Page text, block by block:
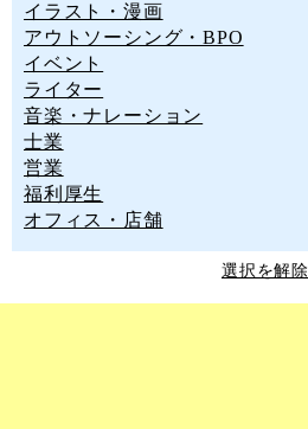
イラスト・漫画
アウトソーシング・BPO
イベント
ライター
音楽・ナレーション
士業
営業
福利厚生
オフィス・店舗
選択を解除